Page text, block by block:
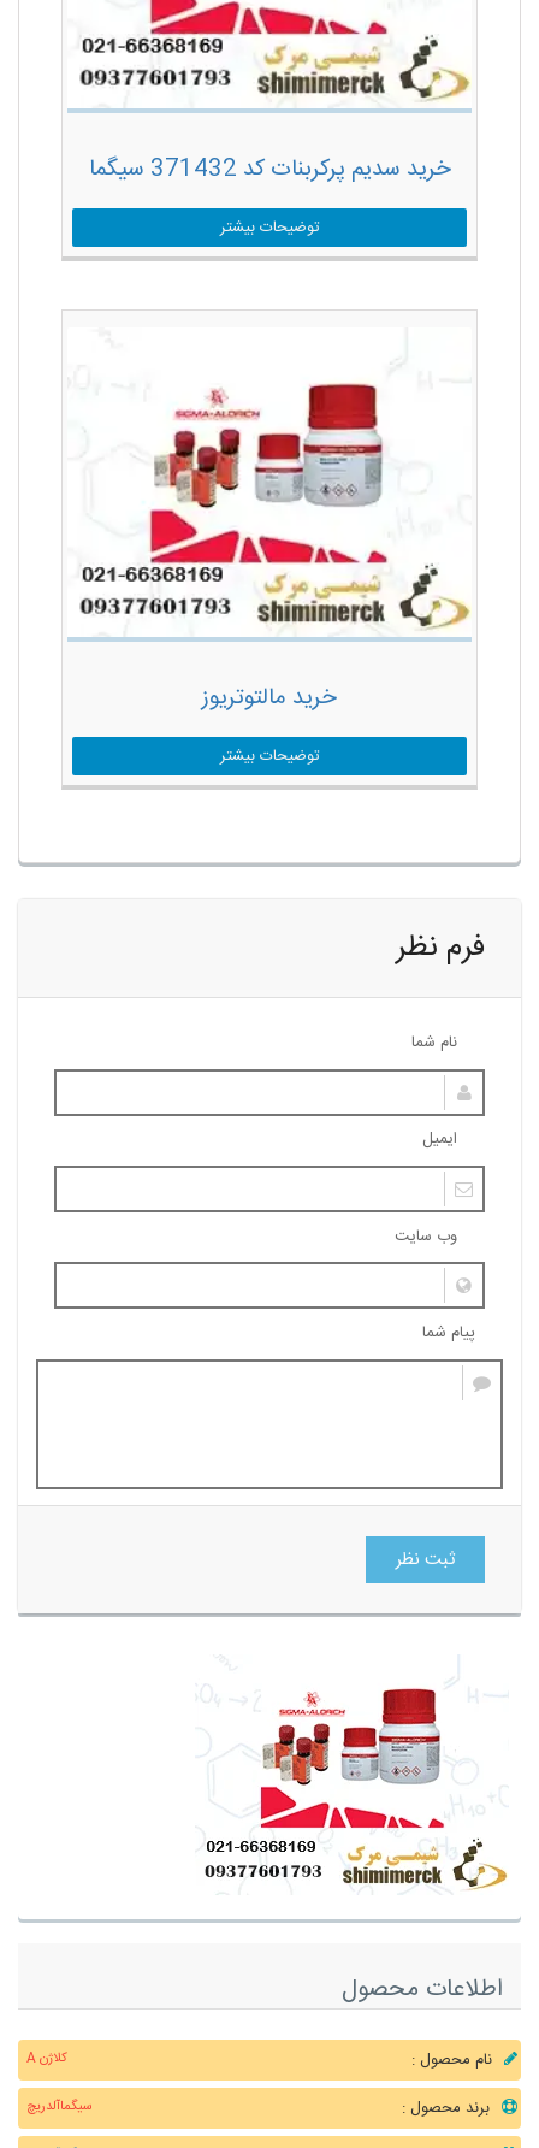
خرید سدیم پرکربنات کد 371432 سیگما
توضیحات بیشتر
خرید مالتوتریوز
توضیحات بیشتر
فرم نظر
نام شما
ایمیل
وب سایت
پیام شما
ثبت نظر
اطلاعات محصول
نام محصول : کلاژن A
برند محصول : سیگماآلدریچ